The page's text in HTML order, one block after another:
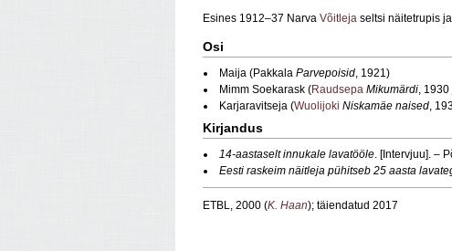
Esines 1912–37 Narva Võitleja seltsi näitetrupis ja
Osi
Maija (Pakkala Parvepoisid, 1921)
Mimm Soekarask (Raudsepa Mikumärdi,
Karjaravitseja (Wuolijoki Niskamäe naised,
Kirjandus
14-aastaselt innukale lavatööle. [Intervjuu]. –
Eesti raskeim näitleja pühitseb 25 aasta
ETBL, 2000 (K. Haan); täiendatud 2017